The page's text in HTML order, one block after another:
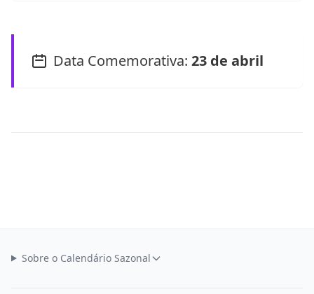
Data Comemorativa: 23 de abril
Sobre o Calendário Sazonal